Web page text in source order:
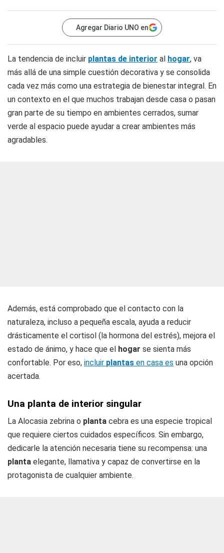
Agregar Diario UNO en
La tendencia de incluir plantas de interior al hogar, va
más allá de una simple cuestión decorativa y se consolida
cada vez más como una estrategia de bienestar integral. En
un contexto en el que muchos trabajan desde casa o pasan
gran parte de su tiempo en ambientes cerrados, sumar
verde al espacio puede ayudar a crear ambientes más
agradables.
Además, está comprobado que el contacto con la
naturaleza, incluso a pequeña escala, ayuda a reducir
drásticamente el cortisol (la hormona del estrés), mejora el
estado de ánimo, y hace que el hogar se sienta más
confortable. Por eso, incluir plantas en casa es una opción
acertada.
Una planta de interior singular
La Alocasia zebrina o planta cebra es una especie tropical
que requiere ciertos cuidados específicos. Sin embargo,
dedicarle la atención necesaria tiene su recompensa: una
planta elegante, llamativa y capaz de convertirse en la
protagonista de cualquier ambiente.